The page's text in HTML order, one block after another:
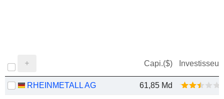
Capi.($) Investisseur
RHEINMETALL AG 61,85 Md